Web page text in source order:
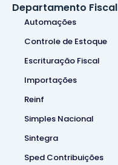
Departamento Fiscal
Automações
Controle de Estoque
Escrituração Fiscal
Importações
Reinf
Simples Nacional
Sintegra
Sped Contribuições